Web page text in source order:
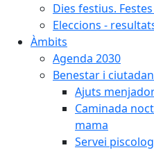
Dies festius.
Eleccions -
Àmbits
Agenda 2030
Benestar i
Ajuts
Caminada
mama
Servei